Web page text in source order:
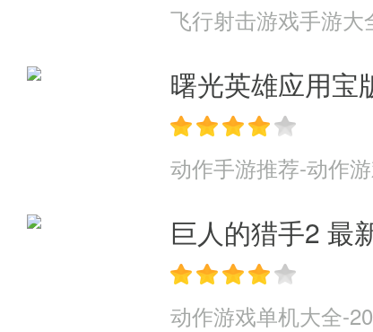
飞行射击游戏手游
曙光英雄应用宝
动作手游推荐-动作
巨人的猎手2 最
动作游戏单机大全-